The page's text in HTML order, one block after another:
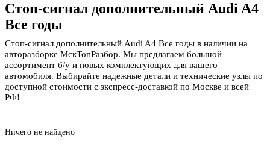
Стоп-сигнал дополнительный Audi A4
Все годы
Стоп-сигнал дополнительный Audi A4 Все годы в наличии на
авторазборке МскТопРазбор. Мы предлагаем большой
ассортимент б/у и новых комплектующих для вашего
автомобиля. Выбирайте надежные детали и технические узлы по
доступной стоимости с экспресс-доставкой по Москве и всей
РФ!
Ничего не найдено